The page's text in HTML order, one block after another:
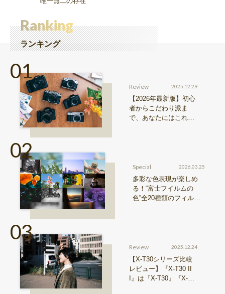
Ranking
ランキング
Review 2025.12.29
【2026年最新版】初心
者からこだわり派ま
で、あなたにはこれが
Special 2026.03.25
多彩な色表現が楽しめ
る！“富士フイルムの
色”全20種類のフィルム
Review 2025.12.24
【X-T30シリーズ比較
レビュー】『X-T30 II
I』は『X-T30』『X-T3